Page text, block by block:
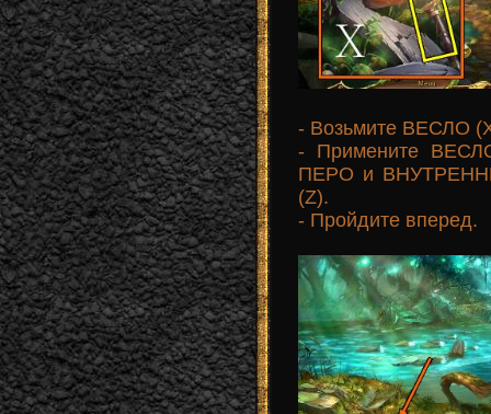
- Возьмите ВЕСЛО
- Примените
ПЕРО и
(Z).
- Пройдите вперед.